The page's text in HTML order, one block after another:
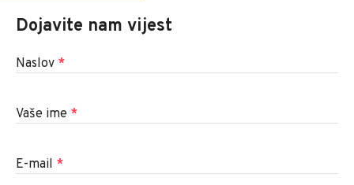
Dojavite nam vijest
Naslov *
Vaše ime *
E-mail *